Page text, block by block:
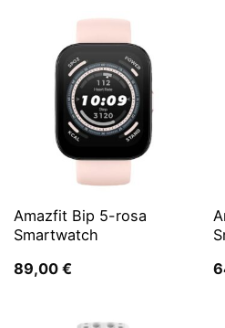
Amazfit Bip 5-rosa
Smartwatch
89,00 €